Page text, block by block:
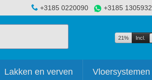
+3185 0220090 +3185 1305932
21% Incl.
Lakken en verven Vloersystemen